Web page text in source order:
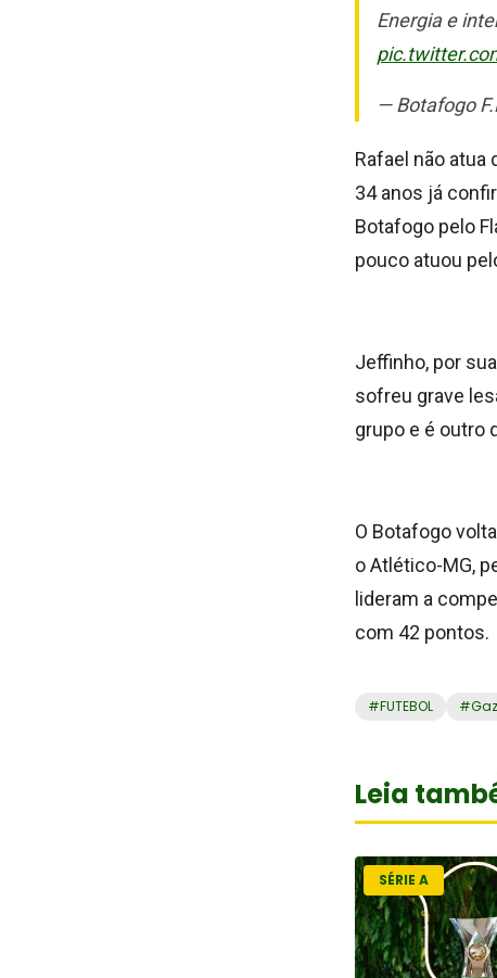
Energia e
— Botafogo
Rafael não atua
34 anos já
Botafogo pelo
pouco atuou
Jeffinho, por
sofreu grave
grupo e é outro
O Botafogo
o Atlético-MG,
lideram a
com 42 pontos.
#FUTEBOL #
Leia
SÉRIE A